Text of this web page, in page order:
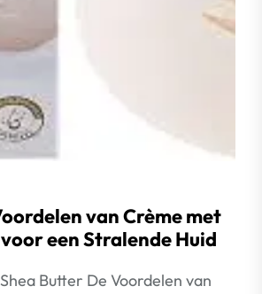
van Crème met
een Stralende Huid
Butter De Voordelen van